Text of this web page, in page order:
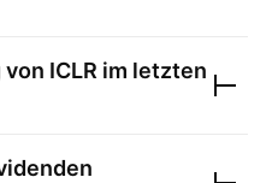
von ICLR im letzten